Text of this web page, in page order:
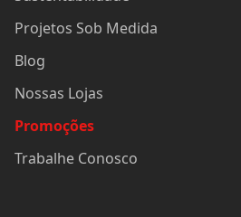
Projetos Sob Medida
Blog
Nossas Lojas
Promoções
Trabalhe Conosco